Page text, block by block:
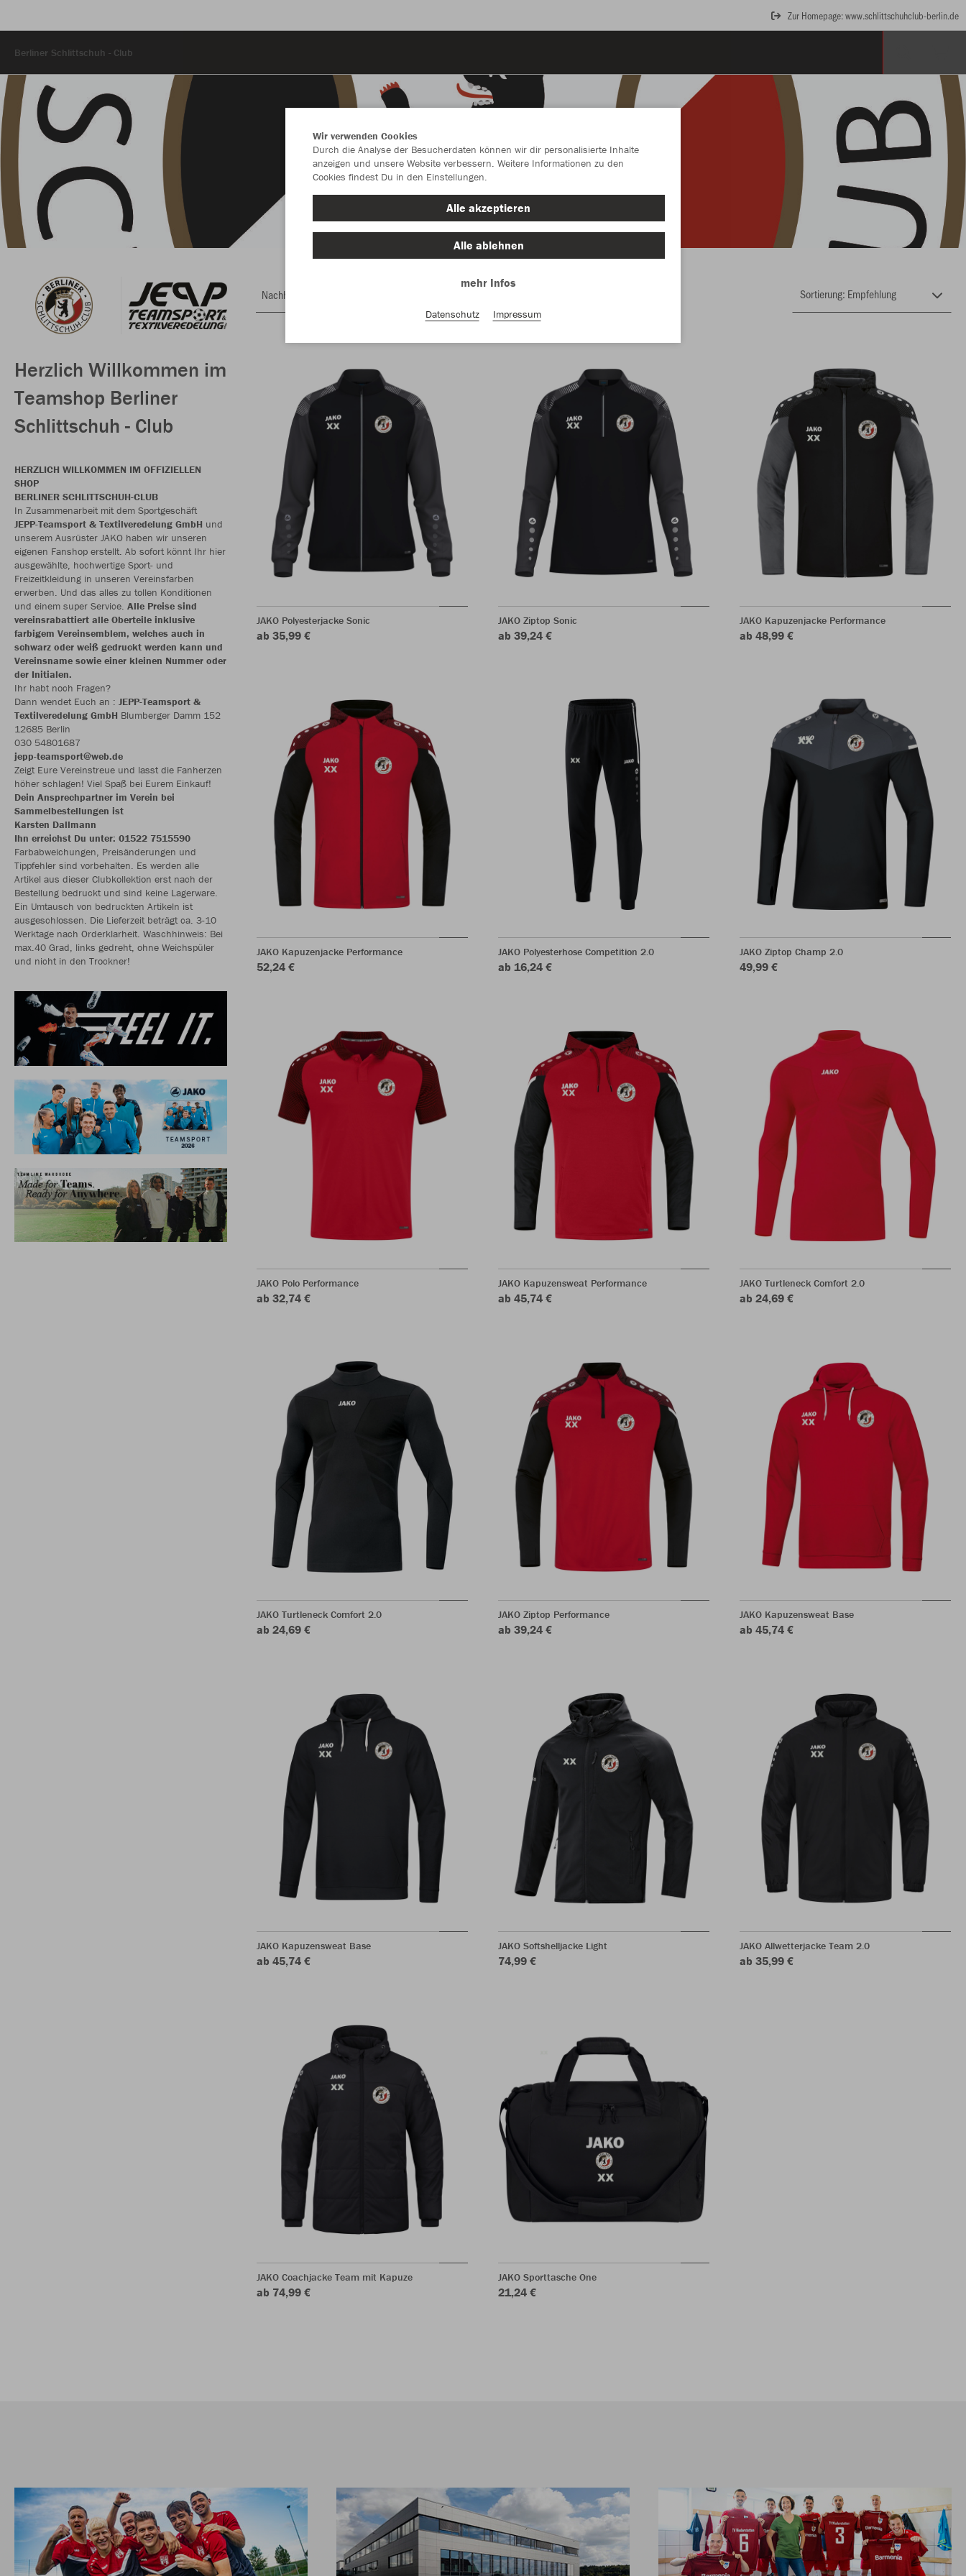
Zur Homepage: www.schlittschuhclub-berlin.de
Berliner Schlittschuh - Club
Herzlich Willkommen im
Teamshop Berliner
Schlittschuh - Club
HERZLICH WILLKOMMEN IM OFFIZIELLEN
SHOP
BERLINER SCHLITTSCHUH-CLUB
In Zusammenarbeit mit dem Sportgeschäft
JEPP-Teamsport & Textilveredelung GmbH und
unserem Ausrüster JAKO haben wir unseren
eigenen Fanshop erstellt. Ab sofort könnt Ihr hier
ausgewählte, hochwertige Sport- und
Freizeitkleidung in unseren Vereinsfarben
erwerben. Und das alles zu tollen Konditionen
und einem super Service. Alle Preise sind
vereinsrabattiert alle Oberteile inklusive
farbigem Vereinsemblem, welches auch in
schwarz oder weiß gedruckt werden kann und
Vereinsname sowie einer kleinen Nummer oder
der Initialen.
Ihr habt noch Fragen?
Dann wendet Euch an : JEPP-Teamsport &
Textilveredelung GmbH Blumberger Damm 152
12685 Berlin
030 54801687
jepp-teamsport@web.de
Zeigt Eure Vereinstreue und lasst die Fanherzen
höher schlagen! Viel Spaß bei Eurem Einkauf!
Dein Ansprechpartner im Verein bei
Sammelbestellungen ist
Karsten Dallmann
Ihn erreichst Du unter: 01522 7515590
Farbabweichungen, Preisänderungen und
Tippfehler sind vorbehalten. Es werden alle
Artikel aus dieser Clubkollektion erst nach der
Bestellung bedruckt und sind keine Lagerware.
Ein Umtausch von bedruckten Artikeln ist
ausgeschlossen. Die Lieferzeit beträgt ca. 3-10
Werktage nach Orderklarheit. Waschhinweis: Bei
max.40 Grad, links gedreht, ohne Weichspüler
und nicht in den Trockner!
Nachhaltig
JAKO Polyesterjacke Sonic
ab 35,99 €
JAKO Ziptop Sonic
ab 39,24 €
JAKO Kapuzenjacke Performance
ab 48,99 €
JAKO Kapuzenjacke Performance
52,24 €
JAKO Polyesterhose Competition 2.0
ab 16,24 €
JAKO Ziptop Champ 2.0
49,99 €
JAKO Polo Performance
ab 32,74 €
JAKO Kapuzensweat Performance
ab 45,74 €
JAKO Turtleneck Comfort 2.0
ab 24,69 €
JAKO Turtleneck Comfort 2.0
ab 24,69 €
JAKO Ziptop Performance
ab 39,24 €
JAKO Kapuzensweat Base
ab 45,74 €
JAKO Kapuzensweat Base
ab 45,74 €
JAKO Softshelljacke Light
74,99 €
JAKO Allwetterjacke Team 2.0
ab 35,99 €
JAKO Coachjacke Team mit Kapuze
ab 74,99 €
JAKO Sporttasche One
21,24 €
Wir verwenden Cookies
Durch die Analyse der Besucherdaten können wir dir personalisierte Inhalte
anzeigen und unsere Website verbessern. Weitere Informationen zu den
Cookies findest Du in den Einstellungen.
Alle akzeptieren
Alle ablehnen
mehr Infos
Datenschutz Impressum